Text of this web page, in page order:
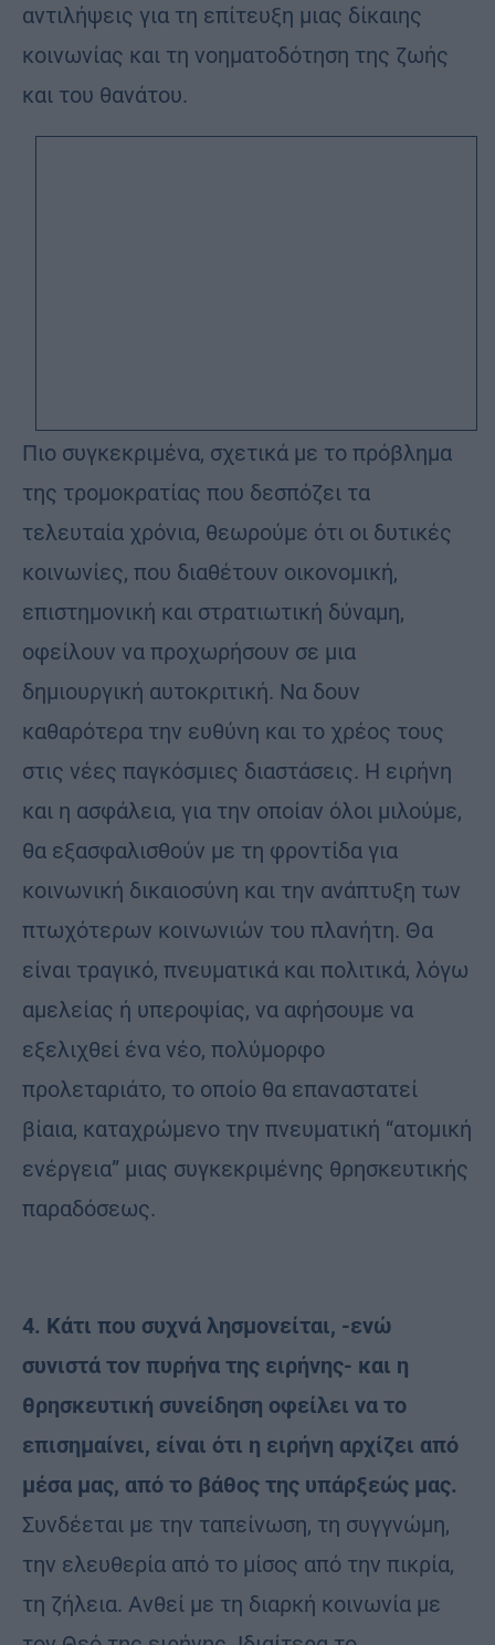
αντιλήψεις για τη επίτευξη μιας δίκαιης
κοινωνίας και τη νοηματοδότηση της ζωής
και του θανάτου.
Πιο συγκεκριμένα, σχετικά με το πρόβλημα
της τρομοκρατίας που δεσπόζει τα
τελευταία χρόνια, θεωρούμε ότι οι δυτικές
κοινωνίες, που διαθέτουν οικονομική,
επιστημονική και στρατιωτική δύναμη,
οφείλουν να προχωρήσουν σε μια
δημιουργική αυτοκριτική. Να δουν
καθαρότερα την ευθύνη και το χρέος τους
στις νέες παγκόσμιες διαστάσεις. Η ειρήνη
και η ασφάλεια, για την οποίαν όλοι μιλούμε,
θα εξασφαλισθούν με τη φροντίδα για
κοινωνική δικαιοσύνη και την ανάπτυξη των
πτωχότερων κοινωνιών του πλανήτη. Θα
είναι τραγικό, πνευματικά και πολιτικά, λόγω
αμελείας ή υπεροψίας, να αφήσουμε να
εξελιχθεί ένα νέο, πολύμορφο
προλεταριάτο, το οποίο θα επαναστατεί
βίαια, καταχρώμενο την πνευματική “ατομική
ενέργεια” μιας συγκεκριμένης θρησκευτικής
παραδόσεως.
4. Κάτι που συχνά λησμονείται, -ενώ
συνιστά τον πυρήνα της ειρήνης- και η
θρησκευτική συνείδηση οφείλει να το
επισημαίνει, είναι ότι η ειρήνη αρχίζει από
μέσα μας, από το βάθος της υπάρξεώς μας.
Συνδέεται με την ταπείνωση, τη συγγνώμη,
την ελευθερία από το μίσος από την πικρία,
τη ζήλεια. Ανθεί με τη διαρκή κοινωνία με